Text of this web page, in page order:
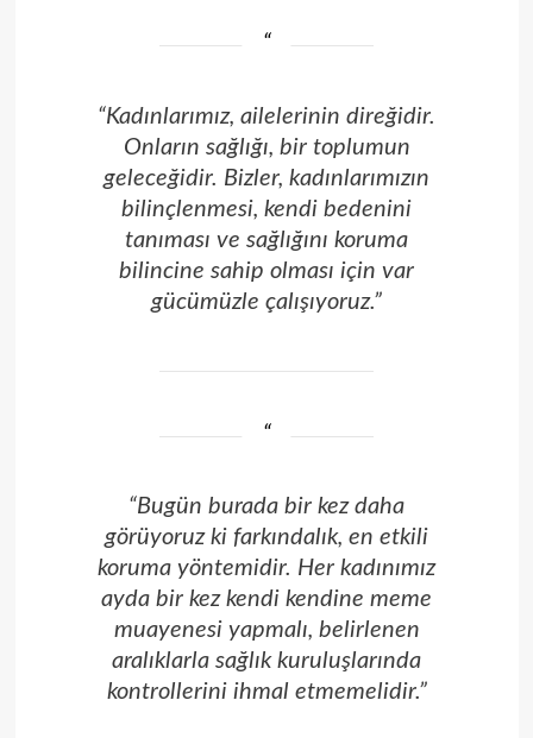
“Kadınlarımız, ailelerinin direğidir.
Onların sağlığı, bir toplumun
geleceğidir. Bizler, kadınlarımızın
bilinçlenmesi, kendi bedenini
tanıması ve sağlığını koruma
bilincine sahip olması için var
gücümüzle çalışıyoruz.”
“Bugün burada bir kez daha
görüyoruz ki farkındalık, en etkili
koruma yöntemidir. Her kadınımız
ayda bir kez kendi kendine meme
muayenesi yapmalı, belirlenen
aralıklarla sağlık kuruluşlarında
kontrollerini ihmal etmemelidir.”